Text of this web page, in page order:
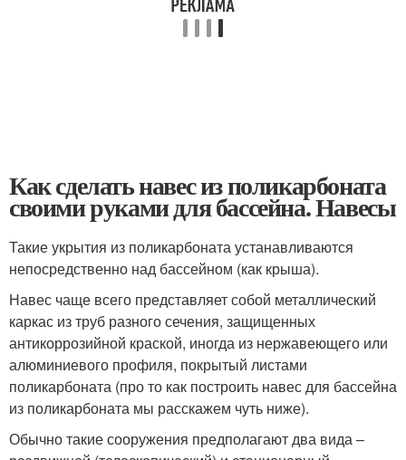
Как сделать навес из поликарбоната
своими руками для бассейна. Навесы
Такие укрытия из поликарбоната устанавливаются
непосредственно над бассейном (как крыша).
Навес чаще всего представляет собой металлический
каркас из труб разного сечения, защищенных
антикоррозийной краской, иногда из нержавеющего или
алюминиевого профиля, покрытый листами
поликарбоната (про то как построить навес для бассейна
из поликарбоната мы расскажем чуть ниже).
Обычно такие сооружения предполагают два вида –